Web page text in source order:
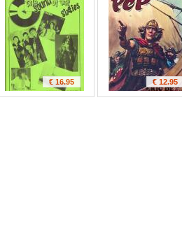
€ 16.95 € 12.95